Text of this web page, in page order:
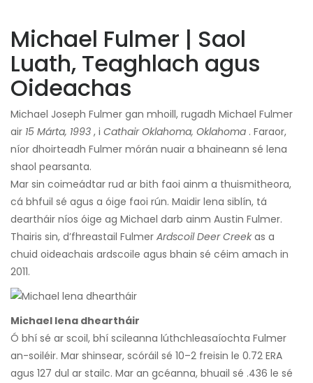
Michael Fulmer | Saol
Luath, Teaghlach agus
Oideachas
Michael Joseph Fulmer gan mhoill, rugadh Michael Fulmer
air 15 Márta, 1993 , i Cathair Oklahoma, Oklahoma . Faraor,
níor dhoirteadh Fulmer mórán nuair a bhaineann sé lena
shaol pearsanta.
Mar sin coimeádtar rud ar bith faoi ainm a thuismitheora,
cá bhfuil sé agus a óige faoi rún. Maidir lena siblín, tá
deartháir níos óige ag Michael darb ainm Austin Fulmer.
Thairis sin, d’fhreastail Fulmer Ardscoil Deer Creekas a
chuid oideachais ardscoile agus bhain sé céim amach in
2011.
Michael lena dheartháir
Ó bhí sé ar scoil, bhí scileanna lúthchleasaíochta Fulmer
an-soiléir. Mar shinsear, scóráil sé 10–2 freisin le 0.72 ERA
agus 127 dul ar stailc. Mar an gcéanna, bhuail sé .436 le sé